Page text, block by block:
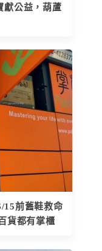
獻公益，葫蘆
15前舊鞋救命
貨都有掌櫃